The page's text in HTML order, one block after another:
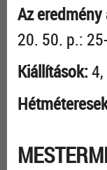
Az
20. 50. p.:
Kiállítások: